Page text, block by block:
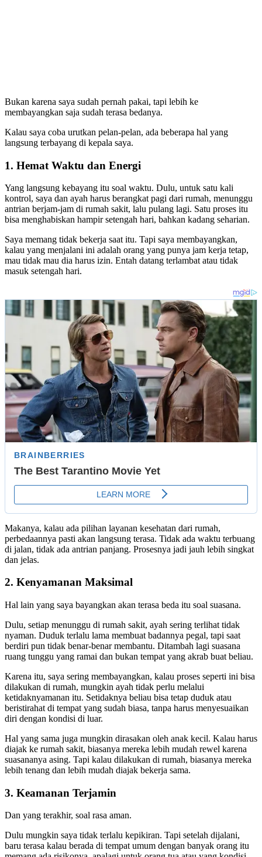
Bukan karena saya sudah pernah pakai, tapi lebih ke
membayangkan saja sudah terasa bedanya.
Kalau saya coba urutkan pelan-pelan, ada beberapa hal yang
langsung terbayang di kepala saya.
1. Hemat Waktu dan Energi
Yang langsung kebayang itu soal waktu. Dulu, untuk satu kali
kontrol, saya dan ayah harus berangkat pagi dari rumah, menunggu
antrian berjam-jam di rumah sakit, lalu pulang lagi. Satu proses itu
bisa menghabiskan hampir setengah hari, bahkan kadang seharian.
Saya memang tidak bekerja saat itu. Tapi saya membayangkan,
kalau yang menjalani ini adalah orang yang punya jam kerja tetap,
mau tidak mau dia harus izin. Entah datang terlambat atau tidak
masuk setengah hari.
Makanya, kalau ada pilihan layanan kesehatan dari rumah,
perbedaannya pasti akan langsung terasa. Tidak ada waktu terbuang
di jalan, tidak ada antrian panjang. Prosesnya jadi jauh lebih singkat
dan jelas.
2. Kenyamanan Maksimal
Hal lain yang saya bayangkan akan terasa beda itu soal suasana.
Dulu, setiap menunggu di rumah sakit, ayah sering terlihat tidak
nyaman. Duduk terlalu lama membuat badannya pegal, tapi saat
berdiri pun tidak benar-benar membantu. Ditambah lagi suasana
ruang tunggu yang ramai dan bukan tempat yang akrab buat beliau.
Karena itu, saya sering membayangkan, kalau proses seperti ini bisa
dilakukan di rumah, mungkin ayah tidak perlu melalui
ketidaknyamanan itu. Setidaknya beliau bisa tetap duduk atau
beristirahat di tempat yang sudah biasa, tanpa harus menyesuaikan
diri dengan kondisi di luar.
Hal yang sama juga mungkin dirasakan oleh anak kecil. Kalau harus
diajak ke rumah sakit, biasanya mereka lebih mudah rewel karena
suasananya asing. Tapi kalau dilakukan di rumah, biasanya mereka
lebih tenang dan lebih mudah diajak bekerja sama.
3. Keamanan Terjamin
Dan yang terakhir, soal rasa aman.
Dulu mungkin saya tidak terlalu kepikiran. Tapi setelah dijalani,
baru terasa kalau berada di tempat umum dengan banyak orang itu